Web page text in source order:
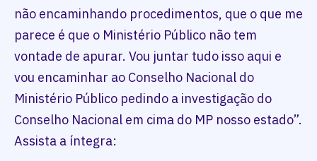
não encaminhando procedimentos, que o que me
parece é que o Ministério Público não tem
vontade de apurar. Vou juntar tudo isso aqui e
vou encaminhar ao Conselho Nacional do
Ministério Público pedindo a investigação do
Conselho Nacional em cima do MP nosso estado”.
Assista a íntegra: